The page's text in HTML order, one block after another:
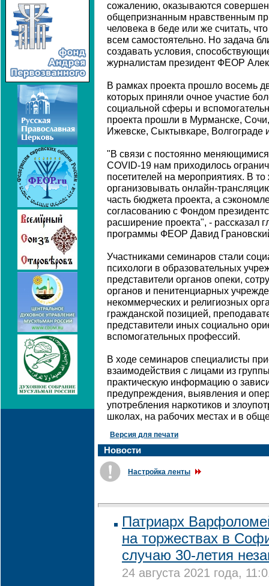
сожалению, оказываются
общепризнанным нравственным
человека в беде или же считать,
всем самостоятельно. Но задача
создавать условия,
журналистам президент ФЕОР
В рамках проекта прошло восемь
которых приняли очное участие
социальной сферы и
проекта прошли в Мурманске,
Ижевске, Сыктывкаре, Волгограде
"В связи с постоянно
COVID-19 нам приходилось
посетителей на мероприятиях. В
организовывать онлайн-
часть бюджета проекта, а
согласованию с Фондом
расширение проекта", - рассказал
программы ФЕОР Давид
Участниками семинаров стали
психологи в образовательных
представители органов опеки,
органов и пенитенциарных
некоммерческих и религиозных
гражданской позицией,
представители иных социально
вспомогательных профессий.
В ходе семинаров специалисты
взаимодействия с лицами из
практическую информацию о
предупреждения, выявления и
употребления наркотиков и
школах, на рабочих местах и в
Версия для печати
Новости
Настройка ленты
Патриарх
на торжествах в
случаю 30-летия
24 августа 2021 года,